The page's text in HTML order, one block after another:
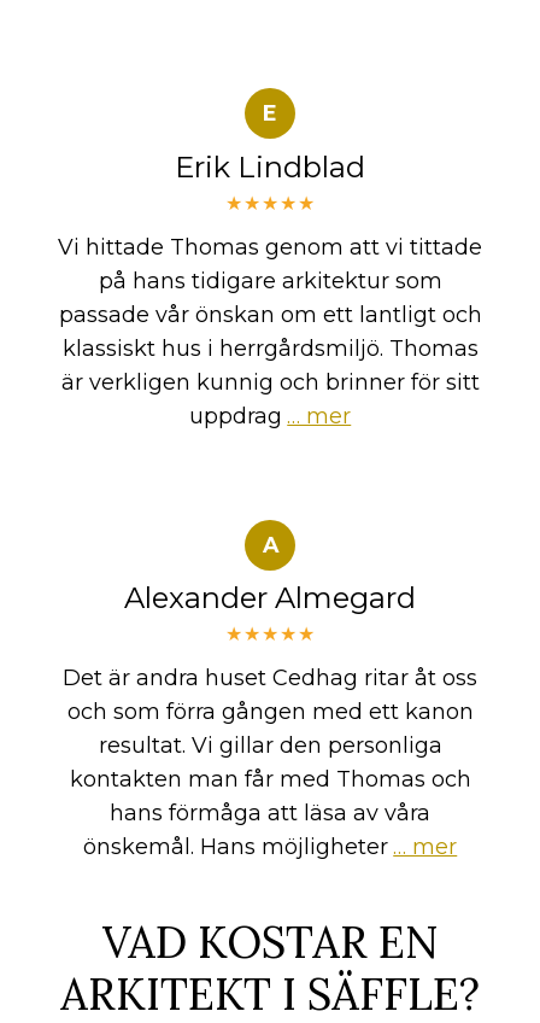
E
Erik Lindblad
★★★★★
Vi hittade Thomas genom att vi tittade
på hans tidigare arkitektur som
passade vår önskan om ett lantligt och
klassiskt hus i herrgårdsmiljö. Thomas
är verkligen kunnig och brinner för sitt
uppdrag … mer
A
Alexander Almegard
★★★★★
Det är andra huset Cedhag ritar åt oss
och som förra gången med ett kanon
resultat. Vi gillar den personliga
kontakten man får med Thomas och
hans förmåga att läsa av våra
önskemål. Hans möjligheter … mer
VAD KOSTAR EN
ARKITEKT I SÄFFLE?